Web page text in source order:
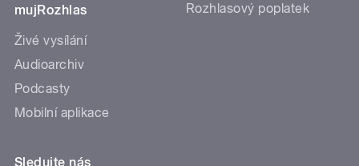
mujRozhlas
Živé vysílání
Audioarchiv
Podcasty
Mobilní aplikace
Rozhlasový poplatek
Sledujte nás